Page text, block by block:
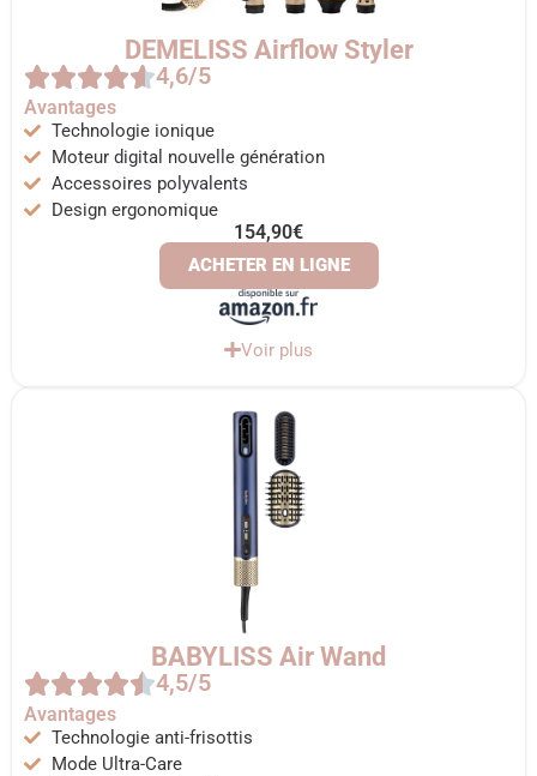
DEMELISS Airflow Styler
4,6/5
Avantages
Technologie ionique
Moteur digital nouvelle génération
Accessoires polyvalents
Design ergonomique
154,90€
ACHETER EN LIGNE
Voir plus
BABYLISS Air Wand
4,5/5
Avantages
Technologie anti-frisottis
Mode Ultra-Care